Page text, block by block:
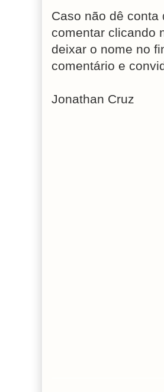
Caso não dê
comentar clicando
deixar o nome no
comentário e
Jonathan Cruz